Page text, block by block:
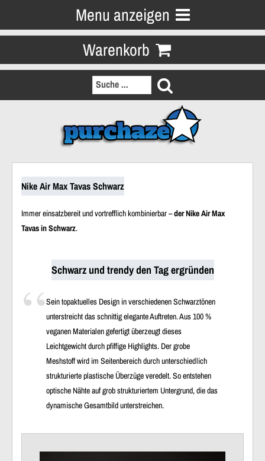
Menu anzeigen
Warenkorb
Nike Air Max Tavas Schwarz
Immer einsatzbereit und vortrefflich kombinierbar –der Nike Air Max
Tavas in Schwarz.
Schwarz und trendy den Tag ergründen
Sein topaktuelles Design in verschiedenen Schwarztönen
unterstreicht das schnittig elegante Auftreten. Aus 100 %
veganen Materialen gefertigt überzeugt dieses
Leichtgewicht durch pfiffige Highlights. Der grobe
Meshstoff wird im Seitenbereich durch unterschiedlich
strukturierte plastische Überzüge veredelt. So entstehen
optische Nähte auf grob strukturiertem Untergrund, die das
dynamische Gesamtbild unterstreichen.